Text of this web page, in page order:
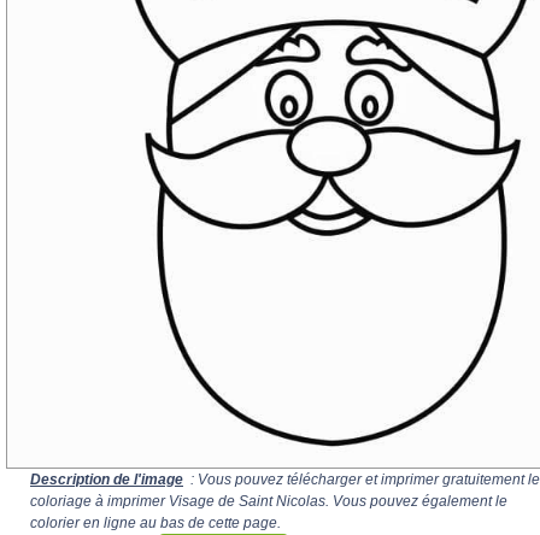
Description de l'image : Vous pouvez télécharger et imprimer gratuitement le
coloriage à imprimer Visage de Saint Nicolas. Vous pouvez également le
colorier en ligne au bas de cette page.